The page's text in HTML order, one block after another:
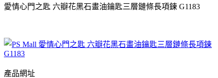
愛情心門之匙 六瓣花黑石畫油鑰匙三層鏈條長項鍊 G1183
產品網址